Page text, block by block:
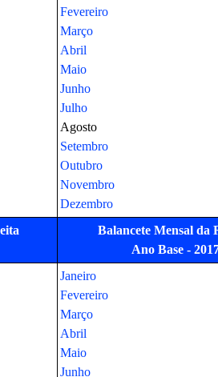
Fevereiro
Março
Abril
Maio
Junho
Julho
Agosto
Setembro
Outubro
Novembro
Dezembro
Balancete Mensal da
Ano Base -
Janeiro
Fevereiro
Março
Abril
Maio
Junho
Janeiro
Fevereiro
Março
Abril
Maio
Junho
Julho
Agosto
Setembro
Outubro
Novembro
Dezembro
Balancete Mensal da
Janeiro
Fevereiro
Março
Abril
Maio
Janeiro
Fevereiro
Março
Abril
Maio
Junho
Julho
Agosto
Setembro
Outubro
Novembro
Dezembro
Janeiro
Fevereiro
Março
Abril